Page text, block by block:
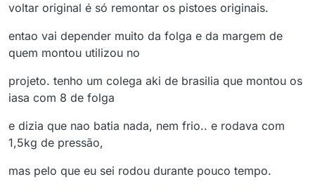
voltar original é só remontar os pistoes originais.
entao vai depender muito da folga e da margem de
quem montou utilizou no
projeto. tenho um colega aki de brasilia que montou os
iasa com 8 de folga
e dizia que nao batia nada, nem frio.. e rodava com
1,5kg de pressão,
mas pelo que eu sei rodou durante pouco tempo.